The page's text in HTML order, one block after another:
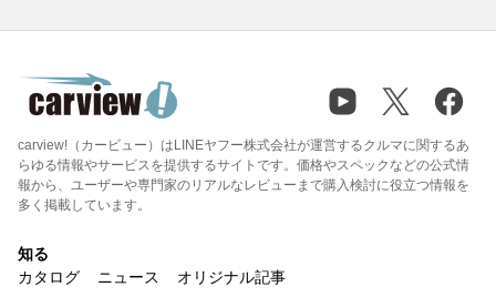
carview!（カービュー）はLINEヤフー株式会社が運営するクルマに関するあ
らゆる情報やサービスを提供するサイトです。価格やスペックなどの公式情
報から、ユーザーや専門家のリアルなレビューまで購入検討に役立つ情報を
多く掲載しています。
知る
カタログ
ニュース オリジナル記事